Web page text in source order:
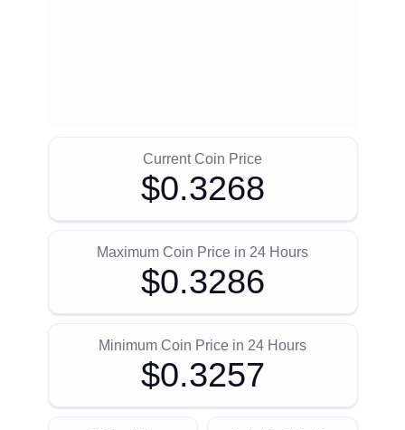
Current Coin Price
$0.3268
Maximum Coin Price in 24 Hours
$0.3286
Minimum Coin Price in 24 Hours
$0.3257